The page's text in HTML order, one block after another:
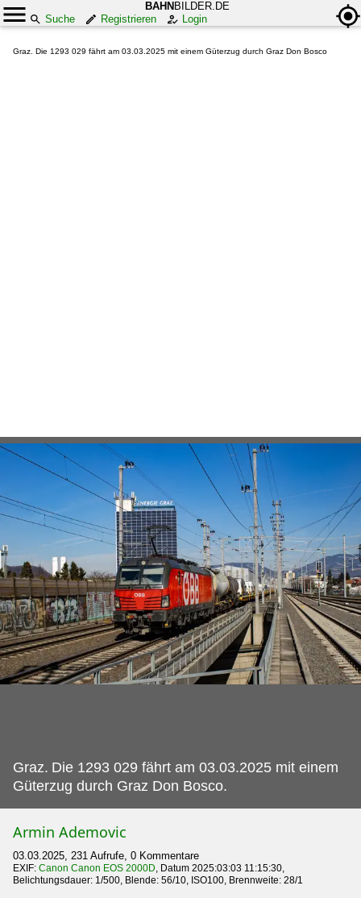
BAHN BILDER.DE
Suche
Registrieren Login
Graz. Die 1293 029 fährt am 03.03.2025 mit einem Güterzug durch Graz Don Bosco
Graz. Die 1293 029 fährt am 03.03.2025 mit einem
Güterzug durch Graz Don Bosco.
Armin Ademovic
03.03.2025, 231 Aufrufe, 0 Kommentare
EXIF: Canon Canon EOS 2000D, Datum 2025:03:03 11:15:30,
Belichtungsdauer: 1/500, Blende: 56/10, ISO100, Brennweite: 28/1